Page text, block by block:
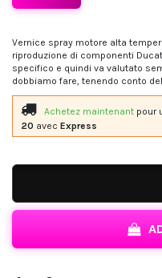
Vernice spray motore alta
riproduzione di componenti
specifico e quindi va valutato
dobbiamo fare, tenendo conto
Achetez maintenant pour
20 avec Express